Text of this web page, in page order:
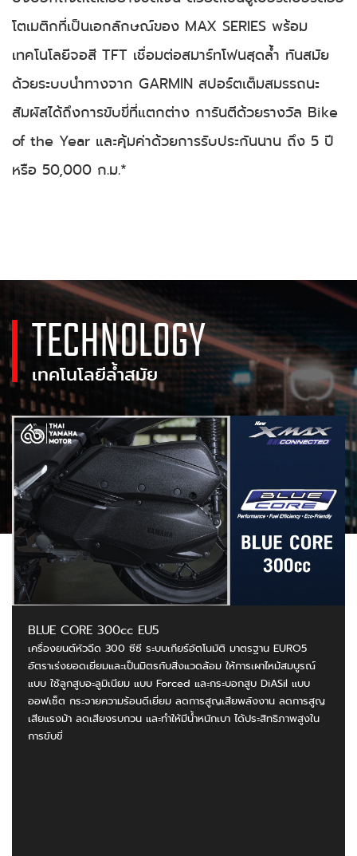
โตเมติกที่เป็นเอกลักษณ์ของ MAX SERIES พร้อม
เทคโนโลยีจอสี TFT เชื่อมต่อสมาร์ทโฟนสุดล้ำ ทันสมัย
ด้วยระบบนำทางจาก GARMIN สปอร์ตเต็มสมรรถนะ
สัมผัสได้ถึงการขับขี่ที่แตกต่าง การันตีด้วยรางวัล Bike
of the Year และคุ้มค่าด้วยการรับประกันนาน ถึง 5 ปี
หรือ 50,000 ก.ม.*
TECHNOLOGY
เทคโนโลยีล้ำสมัย
BLUE CORE 300cc EU5
เครื่องยนต์หัวฉีด 300 ซีซี ระบบเกียร์อัตโนมัติ มาตรฐาน EURO5
อัตราเร่งยอดเยี่ยมและเป็นมิตรกับสิ่งแวดล้อม ให้การเผาไหม้สมบูรณ์
แบบ ใช้ลูกสูบอะลูมิเนียม แบบ Forced และกระบอกสูบ DiASil แบบ
ออฟเซ็ต กระจายความร้อนดีเยี่ยม ลดการสูญเสียพลังงาน ลดการสูญ
เสียแรงม้า ลดเสียงรบกวน และทำให้มีน้ำหนักเบา ได้ประสิทธิภาพสูงใน
การขับขี่